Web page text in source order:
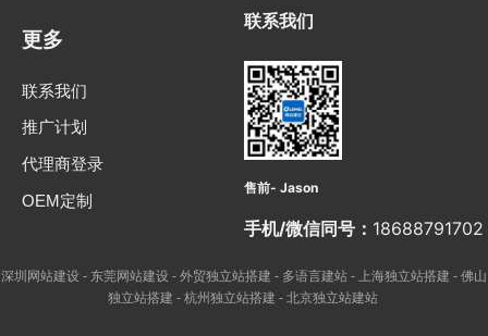
更多
联系我们
推广计划
代理商登录
OEM定制
联系我们
售前- Jason
手机/微信同号： 18688791702
深圳网站建设 - 东莞网站建设 - 外贸独立站搭建 - 多语言建站 - 上海独立站搭建 - 佛山
独立站搭建 - 杭州独立站搭建 - 北京独立站建站